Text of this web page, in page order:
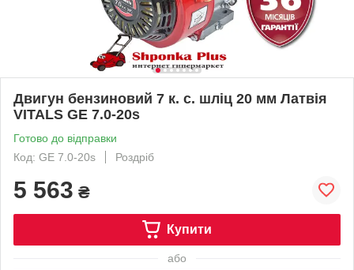
Двигун бензиновий 7 к. с. шліц 20 мм Латвія
VITALS GE 7.0-20s
Готово до відправки
Код: GE 7.0-20s
Роздріб
5 563 ₴
Купити
або